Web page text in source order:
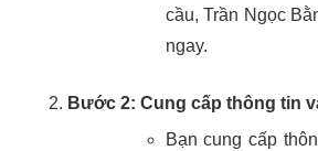
cầu, Trần Ngọc
ngay.
Bước 2: Cung cấp thông tin
Bạn cung cấp